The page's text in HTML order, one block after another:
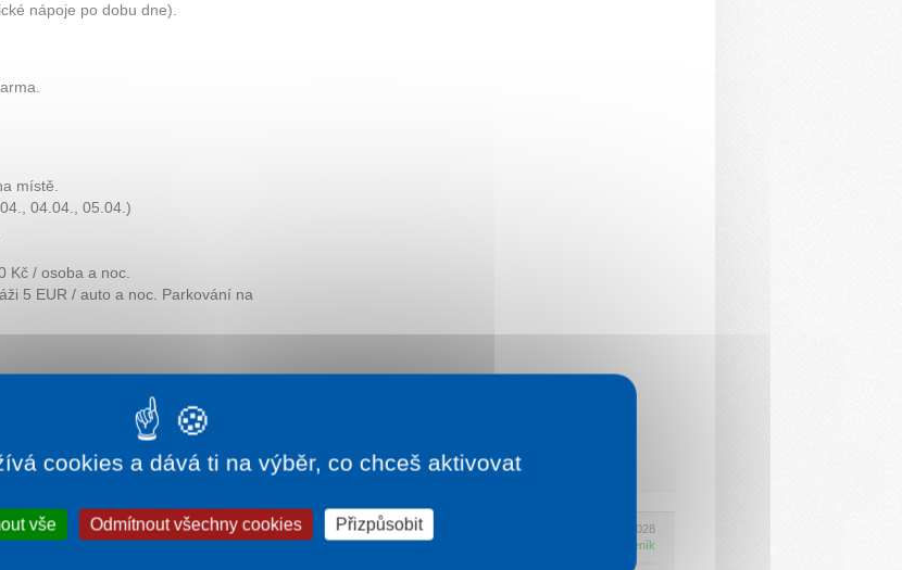
nápoje po dobu dne).
místě.
04.04., 05.04.)
Kč / osoba a noc.
5 EUR / auto a noc. Parkování na
Intenzivní lázeňský pobyt
Platí 26. 6. 2026 - 25. 2. 2028
Kompletní ceník
cookies a dává ti na výběr, co chceš aktivovat
vše Odmítnout všechny cookies Přizpůsobit